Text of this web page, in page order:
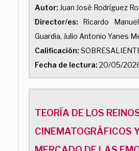
Autor: Juan José Rodríguez
Director/es: Ricardo
Guardia, Julio Antonio Yanes
Calificación:
Fecha de lectura: 20/05/
TEORÍA DE LOS
CINEMATOGRÁFICOS